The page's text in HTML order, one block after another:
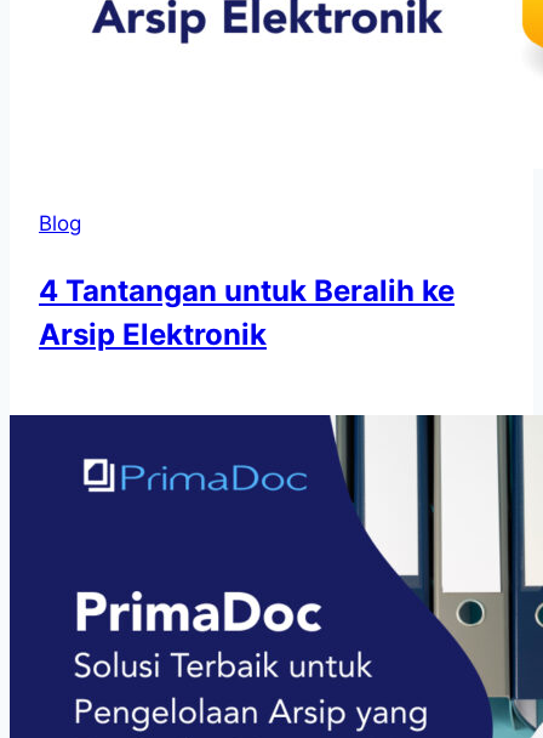
Blog
4 Tantangan untuk Beralih ke
Arsip Elektronik